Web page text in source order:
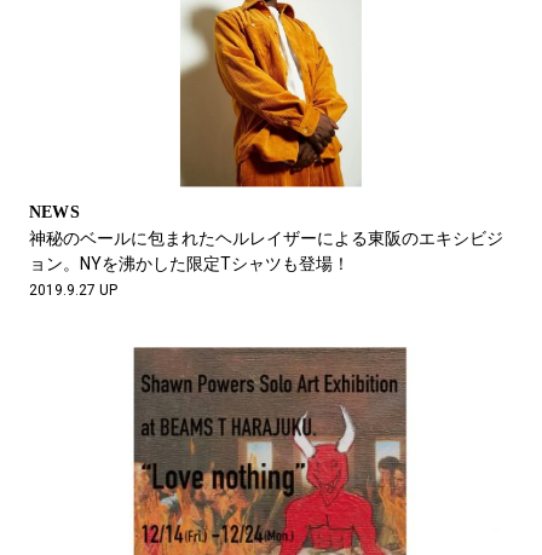
NEWS
神秘のベールに包まれたヘルレイザーによる東阪のエキシビジ
ョン。NYを沸かした限定Tシャツも登場！
2019.9.27 UP